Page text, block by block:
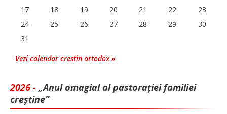
17
18 19 20 21 22
23
24
25 26 27 28 29
30
31
Vezi calendar crestin ortodox »
2026 - „Anul omagial al pastorației familiei
creștine”